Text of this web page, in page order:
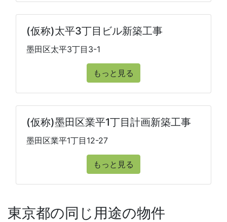
(仮称)太平3丁目ビル新築工事
墨田区太平3丁目3-1
もっと見る
(仮称)墨田区業平1丁目計画新築工事
墨田区業平1丁目12-27
もっと見る
東京都の同じ用途の物件